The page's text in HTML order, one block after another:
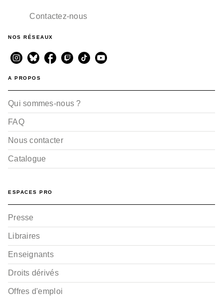
Bibi Fricotin
Contactez-nous
NOS RÉSEAUX
A PROPOS
Qui sommes-nous ?
FAQ
Nous contacter
Catalogue
ESPACES PRO
Presse
Libraires
Enseignants
Droits dérivés
Offres d'emploi